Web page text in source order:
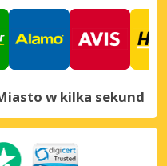
w kilka sekund